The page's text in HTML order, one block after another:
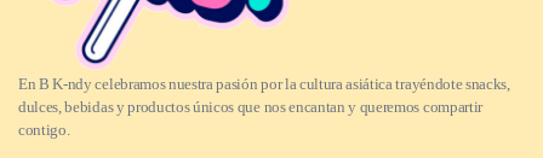
En B K-ndy celebramos nuestra pasión por la cultura asiática trayéndote snacks,
dulces, bebidas y productos únicos que nos encantan y queremos compartir
contigo.